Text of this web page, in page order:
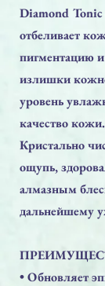
Diamond Tonic
отбеливает
пигментацию
излишки
уровень
качество кожи.
Кристально
ощупь,
алмазным
дальнейшему
• Обновляет